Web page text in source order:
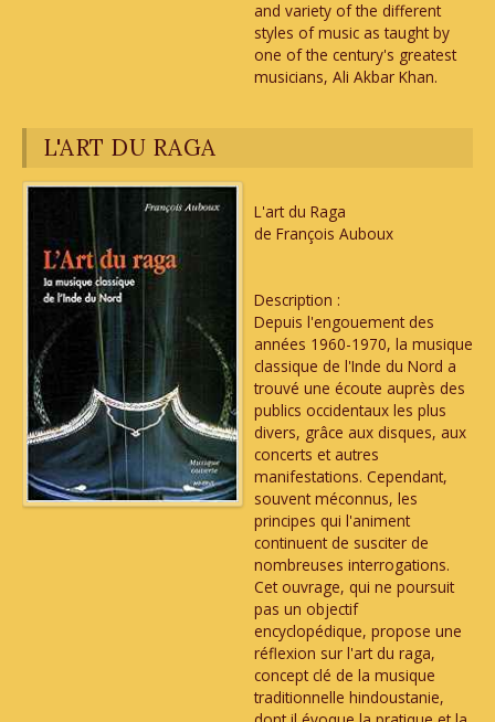
and variety of the different
styles of music as taught by
one of the century's greatest
musicians, Ali Akbar Khan.
L'ART DU RAGA
L'art du Raga
de François Auboux
Description :
Depuis l'engouement des
années 1960-1970, la musique
classique de l'Inde du Nord a
trouvé une écoute auprès des
publics occidentaux les plus
divers, grâce aux disques, aux
concerts et autres
manifestations. Cependant,
souvent méconnus, les
principes qui l'animent
continuent de susciter de
nombreuses interrogations.
Cet ouvrage, qui ne poursuit
pas un objectif
encyclopédique, propose une
réflexion sur l'art du raga,
concept clé de la musique
traditionnelle hindoustanie,